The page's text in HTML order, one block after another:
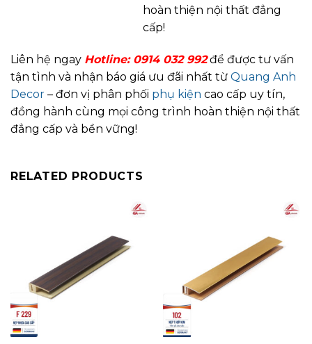
hoàn thiện nội thất đẳng
cấp!
Liên hệ ngay Hotline: 0914 032 992để được tư vấn
tận tình và nhận báo giá ưu đãi nhất từ Quang Anh
Decor – đơn vị phân phối phụ kiện cao cấp uy tín,
đồng hành cùng mọi công trình hoàn thiện nội thất
đẳng cấp và bền vững!
RELATED PRODUCTS